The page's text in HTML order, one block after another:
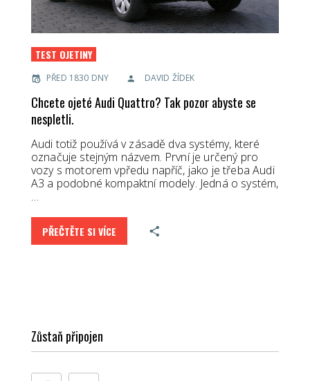
TEST OJETINY
PŘED 1830 DNY DAVID ŽÍDEK
Chcete ojeté Audi Quattro? Tak pozor abyste se
nespletli.
Audi totiž používá v zásadě dva systémy, které
označuje stejným názvem. První je určený pro
vozy s motorem vpředu napříč, jako je třeba Audi
A3 a podobné kompaktní modely. Jedná o systém,
…
PŘEČTĚTE SI VÍCE
Zůstaň připojen